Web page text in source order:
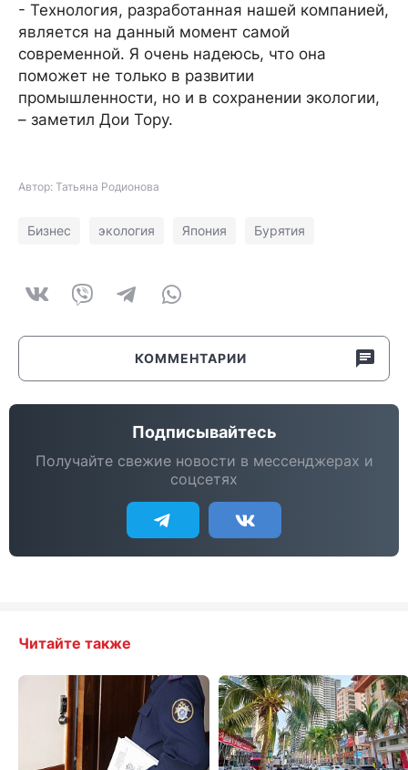
- Технология, разработанная нашей компанией,
является на данный момент самой
современной. Я очень надеюсь, что она
поможет не только в развитии
промышленности, но и в сохранении экологии,
– заметил Дои Тору.
Автор: Татьяна Родионова
Бизнес экология Япония Бурятия
КОММЕНТАРИИ
Подписывайтесь
Получайте свежие новости в мессенджерах и
соцсетях
Читайте также